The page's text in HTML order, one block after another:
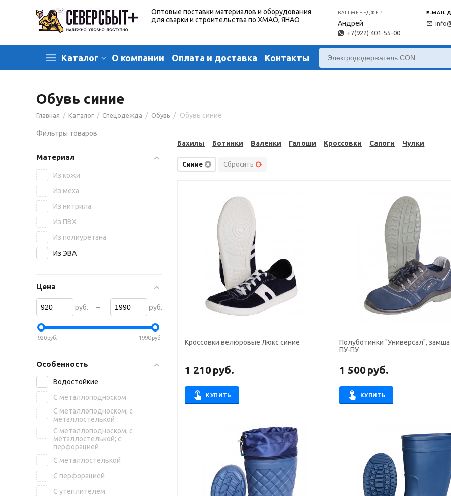
Оптовые поставки материалов и оборудования
для сварки и строительства по ХМАО, ЯНАО
ВАШ МЕНЕДЖЕР
Андрей
+7(922) 401-55-00
E-MAIL
Каталог О компании Оплата и доставка Контакты
Обувь синие
Главная / Каталог / Спецодежда / Обувь / Обувь синие
Бахилы Ботинки Валенки Галоши Кроссовки Сапоги Чулки
Синие Сбросить
Кроссовки велюровые Люкс синие
1 210руб.
КУПИТЬ
Полуботинки "Универсал", замша
ПУ-ПУ
1 500руб.
КУПИТЬ
Фильтры товаров
Материал
Из кожи
Из меха
Из нитрила
Из ПВХ
Из полиуретана
Из ЭВА
Цена
руб. – руб.
920руб. 1990руб.
Особенность
Водостойкие
С металлоподноском
С металлоподноском; с
металлостелькой
С металлоподноском; с
металлостелькой; с
перфорацией
С металлостелькой
С перфорацией
С утеплителем